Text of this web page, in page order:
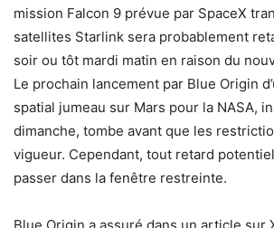
mission Falcon 9 prévue par SpaceX
satellites Starlink sera probablement
soir ou tôt mardi matin en raison du
Le prochain lancement par Blue Origin
spatial jumeau sur Mars pour la NASA,
dimanche, tombe avant que les
vigueur. Cependant, tout retard
passer dans la fenêtre restreinte.